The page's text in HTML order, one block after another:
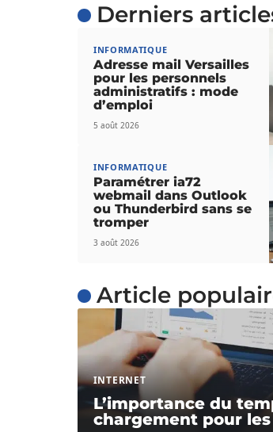
Derniers
INFORMATIQUE
Adresse mail Versailles
pour les personnels
administratifs : mode
d’emploi
5 août 2026
INFORMATIQUE
Paramétrer ia72
webmail dans Outlook
ou Thunderbird sans se
tromper
3 août 2026
Article
INTERNET
L’importance du
chargement pour